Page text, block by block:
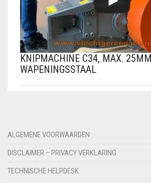
KNIPMACHINE C34, MAX. 25MM
WAPENINGSSTAAL
ALGEMENE VOORWAARDEN
DISCLAIMER – PRIVACY VERKLARING
TECHNISCHE HELPDESK